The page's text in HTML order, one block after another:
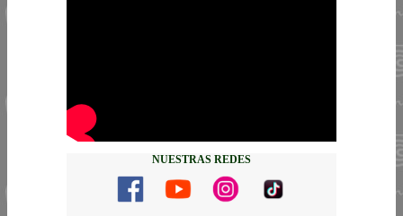
NUESTRAS REDES